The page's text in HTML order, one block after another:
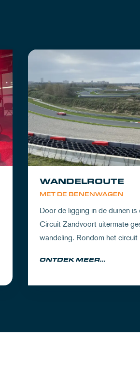
MET DE BENENWAGEN
WANDELROUTE
Door de ligging in de duinen is
Circuit Zandvoort uitermate
wandeling. Rondom het
natuur als de racetrack.
ONTDEK MEER...